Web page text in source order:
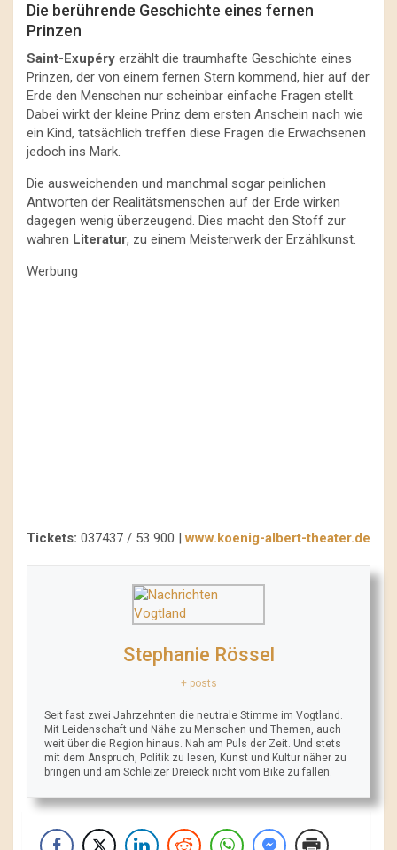
Die berührende Geschichte eines fernen
Prinzen
Saint-Exupéry erzählt die traumhafte Geschichte eines
Prinzen, der von einem fernen Stern kommend, hier auf der
Erde den Menschen nur scheinbar einfache Fragen stellt.
Dabei wirkt der kleine Prinz dem ersten Anschein nach wie
ein Kind, tatsächlich treffen diese Fragen die Erwachsenen
jedoch ins Mark.
Die ausweichenden und manchmal sogar peinlichen
Antworten der Realitätsmenschen auf der Erde wirken
dagegen wenig überzeugend. Dies macht den Stoff zur
wahren Literatur, zu einem Meisterwerk der Erzählkunst.
Werbung
Tickets: 037437 / 53 900 |www.koenig-albert-theater.de
Stephanie Rössel
+ posts
Seit fast zwei Jahrzehnten die neutrale Stimme im Vogtland.
Mit Leidenschaft und Nähe zu Menschen und Themen, auch
weit über die Region hinaus. Nah am Puls der Zeit. Und stets
mit dem Anspruch, Politik zu lesen, Kunst und Kultur näher zu
bringen und am Schleizer Dreieck nicht vom Bike zu fallen.